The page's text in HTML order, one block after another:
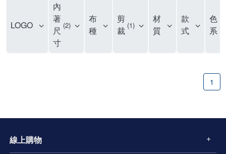
LOGO
內
著
尺
寸
2
布
種
剪
裁 1
材
質
款
式
色
系
1
線上購物